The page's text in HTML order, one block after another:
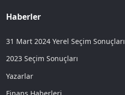
Haberler
31 Mart 2024 Yerel Seçim Sonuçları
2023 Seçim Sonuçları
Yazarlar